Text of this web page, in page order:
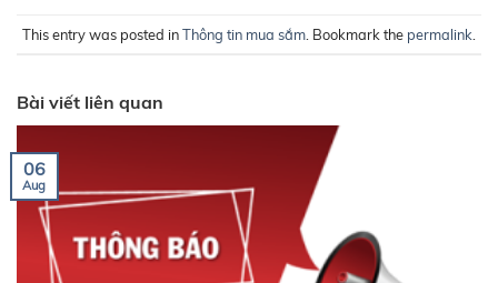
This entry was posted inThông tin mua sắm . Bookmark the permalink
Bài viết liên quan
06
Aug